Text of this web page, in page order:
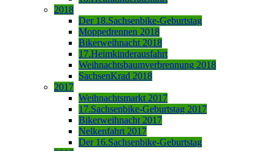
2018
Der 18.Sachsenbike-Geburtstag
Moppedrennen 2018
Bikerweihnacht 2018
17.Heimkinderausfahrt
Weihnachtsbaumverbrennung 2018
SachsenKrad 2018
2017
Weihnachtsmarkt 2017
17.Sachsenbike-Geburtstag 2017
Bikerweihnacht 2017
Nelkenfahrt 2017
Der 16.Sachsenbike-Geburtstag